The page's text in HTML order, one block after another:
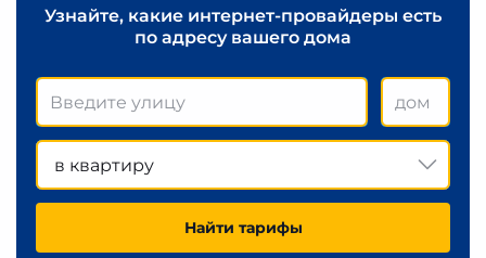
Узнайте, какие интернет-провайдеры есть
по адресу вашего дома
в квартиру
Найти тарифы